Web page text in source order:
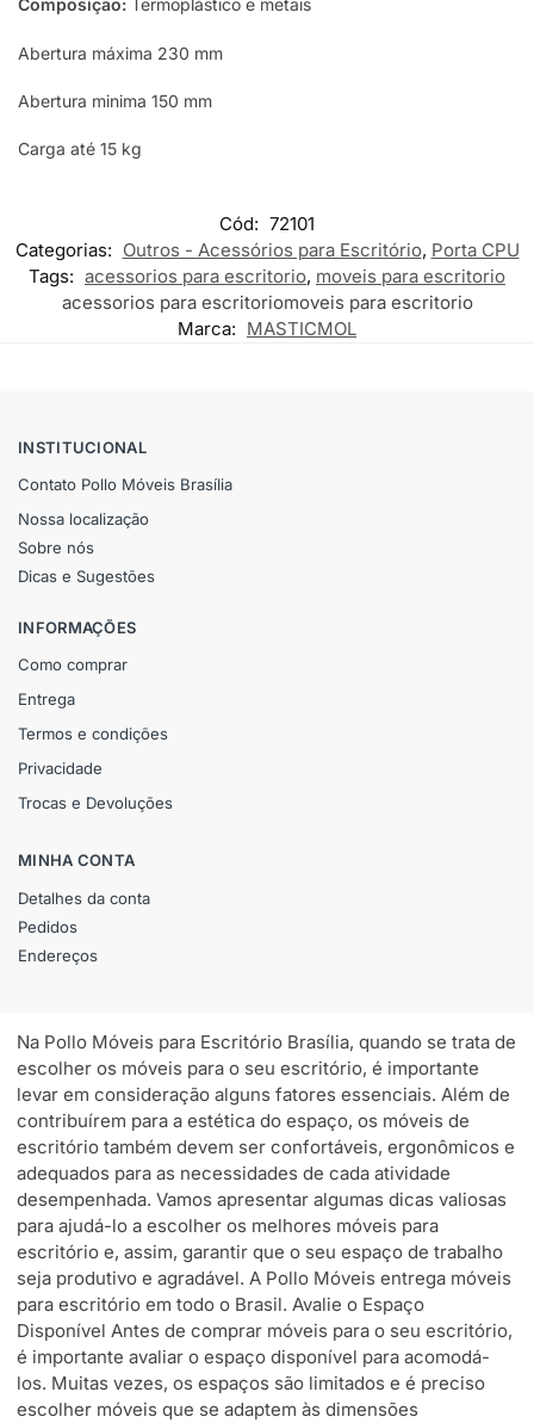
Composição: Termoplástico e metais
Abertura máxima 230 mm
Abertura minima 150 mm
Carga até 15 kg
Cód: 72101
Categorias: Outros - Acessórios para Escritório, Porta CPU
Tags: acessorios para escritorio, moveis para escritorio
acessorios para escritoriomoveis para escritorio
Marca: MASTICMOL
INSTITUCIONAL
Contato Pollo Móveis Brasília
Nossa localização
Sobre nós
Dicas e Sugestões
INFORMAÇÕES
Como comprar
Entrega
Termos e condições
Privacidade
Trocas e Devoluções
MINHA CONTA
Detalhes da conta
Pedidos
Endereços
Na Pollo Móveis para Escritório Brasília, quando se trata de
escolher os móveis para o seu escritório, é importante
levar em consideração alguns fatores essenciais. Além de
contribuírem para a estética do espaço, os móveis de
escritório também devem ser confortáveis, ergonômicos e
adequados para as necessidades de cada atividade
desempenhada. Vamos apresentar algumas dicas valiosas
para ajudá-lo a escolher os melhores móveis para
escritório e, assim, garantir que o seu espaço de trabalho
seja produtivo e agradável. A Pollo Móveis entrega móveis
para escritório em todo o Brasil. Avalie o Espaço
Disponível Antes de comprar móveis para o seu escritório,
é importante avaliar o espaço disponível para acomodá-
los. Muitas vezes, os espaços são limitados e é preciso
escolher móveis que se adaptem às dimensões